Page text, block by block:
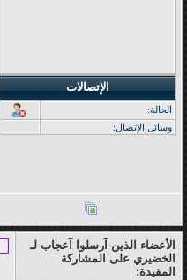
الإتصالات
الحالة:
وسائل الإتصال:
الأعضاء الذين آرسلوا آعجاب لـ
الخضيري على المشاركة
المفيدة: